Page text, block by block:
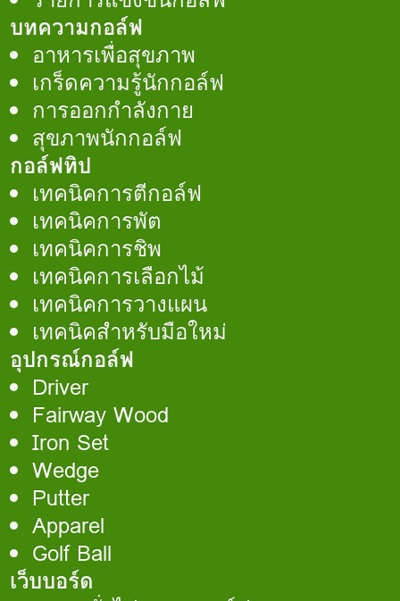
บทความกอล์ฟ
อาหารเพื่อสุขภาพ
เกร็ดความรู้นักกอล์ฟ
การออกกำลังกาย
สุขภาพนักกอล์ฟ
กอล์ฟทิป
เทคนิคการตีกอล์ฟ
เทคนิคการพัต
เทคนิคการชิพ
เทคนิคการเลือกไม้
เทคนิคการวางแผน
เทคนิคสำหรับมือใหม่
อุปกรณ์กอล์ฟ
Driver
Fairway Wood
Iron Set
Wedge
Putter
Apparel
Golf Ball
เว็บบอร์ด